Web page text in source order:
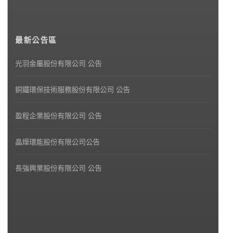
最新公告區
光羽金屬股份有限公司 公告
銅鐵環保技術服務股份有限公司 公告
盈程企業股份有限公司 公告
晶燁環能股份有限公司公告
長強興業股份有限公司 公告